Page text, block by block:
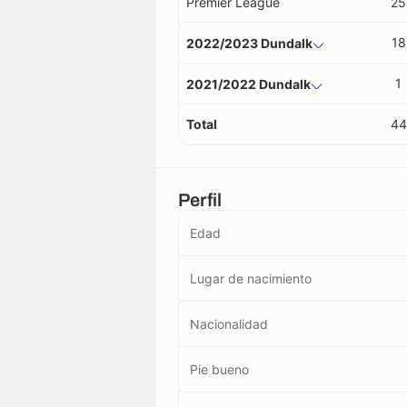
2022/2023 Dundalk 18
2021/2022 Dundalk 1
Total 44
Perfil
Edad
Lugar de nacimiento
Nacionalidad
Pie bueno